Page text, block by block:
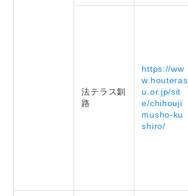
法テラス釧
路
https://ww
w.houteras
u.or.jp/sit
e/chihouji
musho-ku
shiro/